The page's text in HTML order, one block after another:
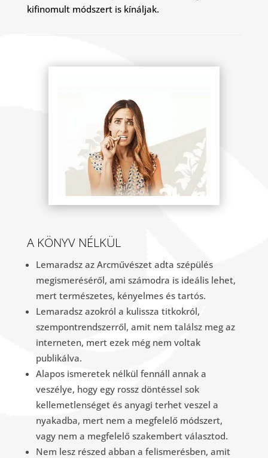
kifinomult módszert is kínáljak.
A KÖNYV NÉLKÜL
Lemaradsz az Arcművészet adta szépülés
megismeréséről, ami számodra is ideális lehet,
mert természetes, kényelmes és tartós.
Lemaradsz azokról a kulissza titkokról,
szempontrendszerről, amit nem találsz meg az
interneten, mert ezek még nem voltak
publikálva.
Alapos ismeretek nélkül fennáll annak a
veszélye, hogy egy rossz döntéssel sok
kellemetlenséget és anyagi terhet veszel a
nyakadba, mert nem a megfelelő módszert,
vagy nem a megfelelő szakembert választod.
Nem lesz részed abban a felismerésben, amit